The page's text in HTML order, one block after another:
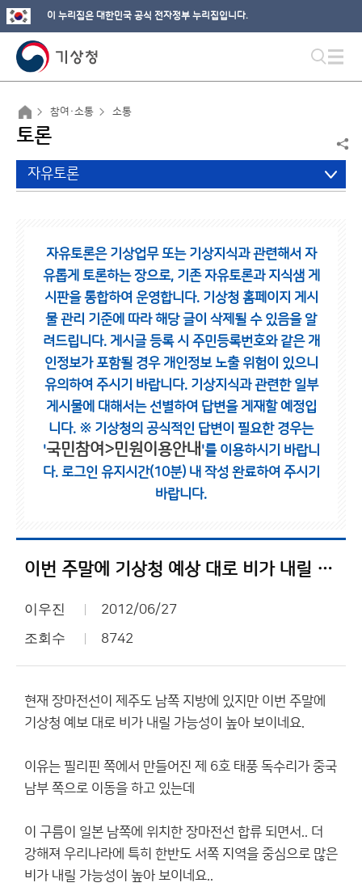
이 누리집은 대한민국 공식 전자정부 누리집입니다.
참여·소통 소통
토론
자유토론
자유토론은 기상업무 또는 기상지식과 관련해서 자
유롭게 토론하는 장으로, 기존 자유토론과 지식샘 게
시판을 통합하여 운영합니다. 기상청 홈페이지 게시
물 관리 기준에 따라 해당 글이 삭제될 수 있음을 알
려드립니다. 게시글 등록 시 주민등록번호와 같은 개
인정보가 포함될 경우 개인정보 노출 위험이 있으니
유의하여 주시기 바랍니다. 기상지식과 관련한 일부
게시물에 대해서는 선별하여 답변을 게재할 예정입
니다. ※ 기상청의 공식적인 답변이 필요한 경우는
'국민참여>민원이용안내 '를 이용하시기 바랍니
다. 로그인 유지시간(10분) 내 작성 완료하여 주시기
바랍니다.
이번 주말에 기상청 예상 대로 비가 내릴 가능성 높겠네요?
이우진 2012/06/27
조회수 8742
현재 장마전선이 제주도 남쪽 지방에 있지만 이번 주말에
기상청 예보 대로 비가 내릴 가능성이 높아 보이네요.
이유는 필리핀 쪽에서 만들어진 제 6호 태풍 독수리가 중국
남부 쪽으로 이동을 하고 있는데
이 구름이 일본 남쪽에 위치한 장마전선 합류 되면서.. 더
강해져 우리나라에 특히 한반도 서쪽 지역을 중심으로 많은
비가 내릴 가능성이 높아 보이네요..